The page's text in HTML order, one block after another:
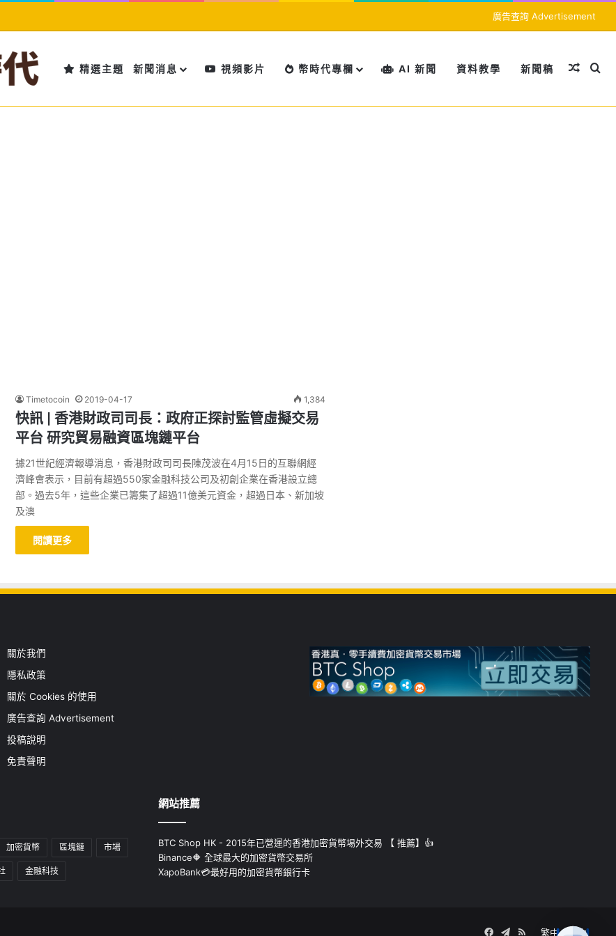
廣告查詢 Advertisement
精選主題 新聞消息 視頻影片 幣時代專欄 AI 新聞 資料教學 新聞稿 隨機文
搜
Timetocoin 2019-04-17 1,384
快訊 | 香港財政司司長：政府正探討監管虛擬交易
平台 研究貿易融資區塊鏈平台
據21世紀經濟報導消息，香港財政司司長陳茂波在4月15日的互聯網經
濟峰會表示，目前有超過550家金融科技公司及初創企業在香港設立總
部。過去5年，這些企業已籌集了超過11億美元資金，超過日本、新加坡
及澳
閱讀更多
關於我們
隱私政策
關於 Cookies 的使用
廣告查詢 Advertisement
投稿說明
免責聲明
加密貨幣 區塊鏈 市場
金融科技
網站推薦
BTC Shop HK - 2015年已營運的香港加密貨幣埸外交易 【 推薦】👍
Binance🔶 全球最大的加密貨幣交易所
XapoBank💳最好用的加密貨幣銀行卡
繁中 簡中
Facebook
Telegram
RSS